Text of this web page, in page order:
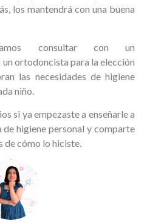
los mantendrá con una buena
consultar con un
ortodoncista para la elección
las necesidades de higiene
niño.
si ya empezaste a enseñarle a
de higiene personal y comparte
de cómo lo hiciste.